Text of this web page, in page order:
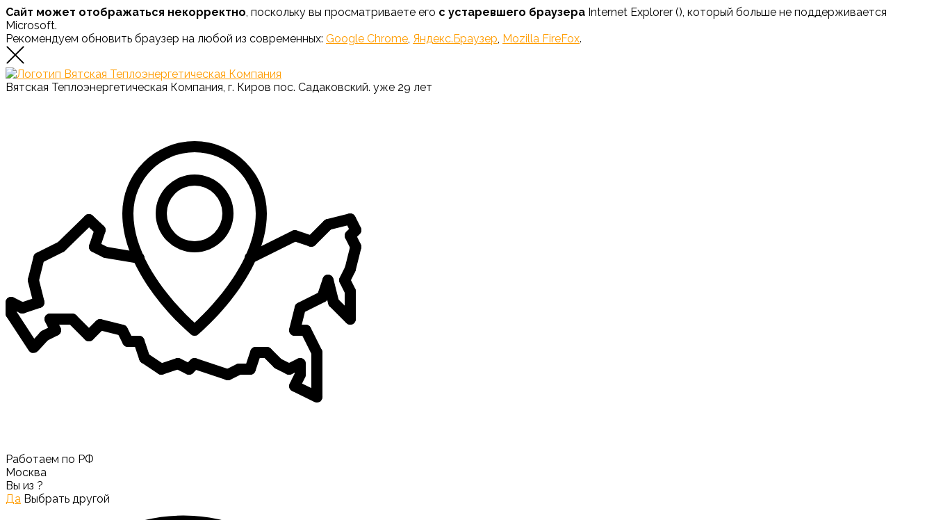
Сайт может отображаться некорректно, поскольку вы просматриваете его с устаревшего браузера Internet Explorer (), который больше не поддерживается
Microsoft.
Рекомендуем обновить браузер на любой из современных: Google Chrome, Яндекс.Браузер, Mozilla FireFox.
Вятская Теплоэнергетическая Компания, г. Киров пос. Садаковский. уже 29 лет
Работаем по РФ
Москва
Вы из ?
Да Выбрать другой